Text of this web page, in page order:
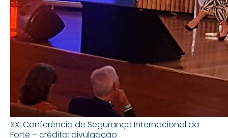
XXI Conferência de Segurança Internacional do
Forte – crédito: divulgação